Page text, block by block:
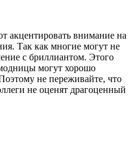
внимание на
Так как многие могут не
с бриллиантом. Этого
могут хорошо
не переживайте, что
не оценят драгоценный